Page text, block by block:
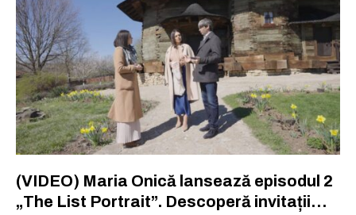
(VIDEO) Maria Onică lansează episodul 2
„The List Portrait”. Descoperă invitații